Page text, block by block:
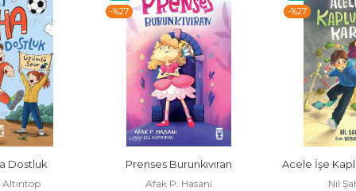
Dostluk
-%27
Prenses Burunkıvıran
Afak P. Hasani
-%27
Acele İşe
Nil